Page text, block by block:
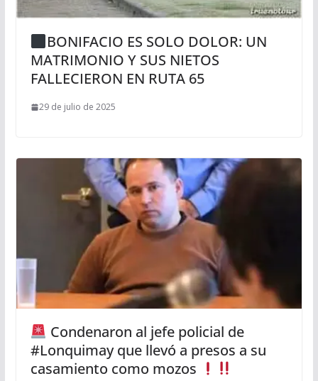
BONIFACIO ES SOLO DOLOR: UN
MATRIMONIO Y SUS NIETOS
FALLECIERON EN RUTA 65
29 de julio de 2025
Condenaron al jefe policial de
#Lonquimay que llevó a presos a su
casamiento como mozos